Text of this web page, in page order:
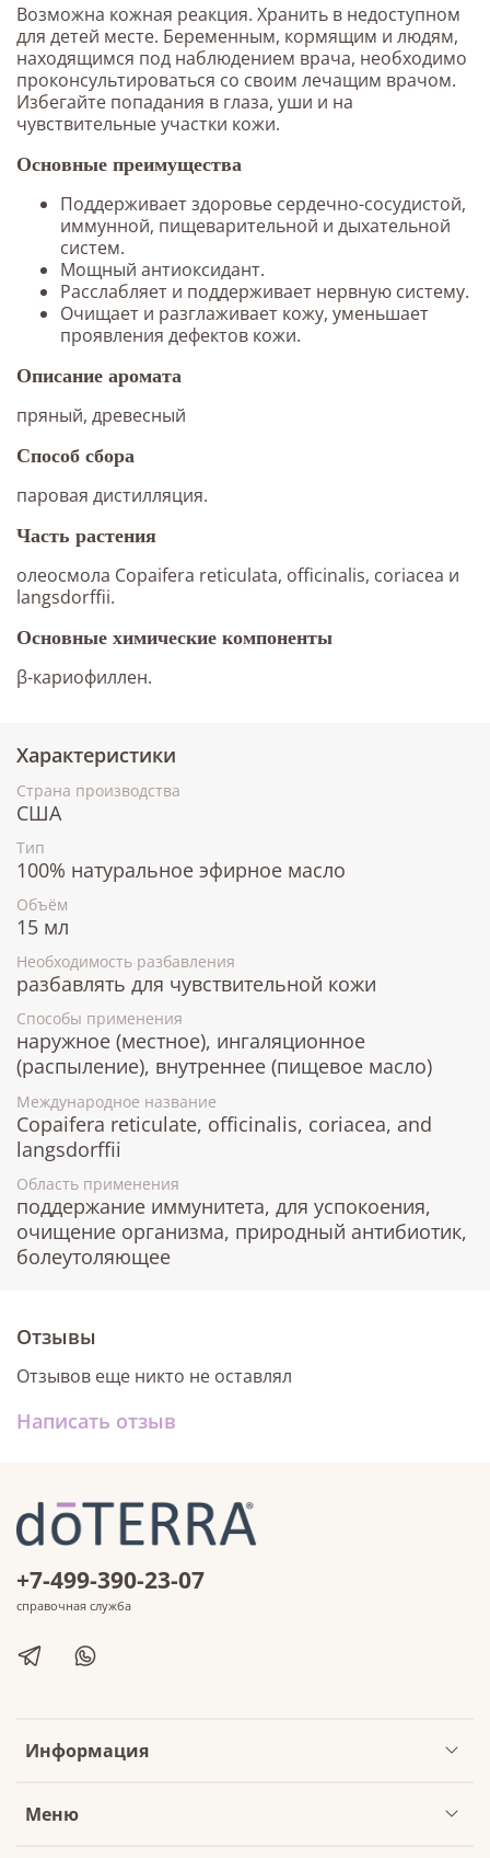
Возможна кожная реакция. Хранить в недоступном
для детей месте. Беременным, кормящим и людям,
находящимся под наблюдением врача, необходимо
проконсультироваться со своим лечащим врачом.
Избегайте попадания в глаза, уши и на
чувствительные участки кожи.
Основные преимущества
Поддерживает здоровье сердечно-сосудистой,
иммунной, пищеварительной и дыхательной
систем.
Мощный антиоксидант.
Расслабляет и поддерживает нервную систему.
Очищает и разглаживает кожу, уменьшает
проявления дефектов кожи.
Описание аромата
пряный, древесный
Способ сбора
паровая дистилляция.
Часть растения
олеосмола Copaifera reticulata, officinalis, coriacea и
langsdorffii.
Основные химические компоненты
β-кариофиллен.
Характеристики
Страна производства
США
Тип
100% натуральное эфирное масло
Объём
15 мл
Необходимость разбавления
разбавлять для чувствительной кожи
Способы применения
наружное (местное), ингаляционное
(распыление), внутреннее (пищевое масло)
Международное название
Copaifera reticulate, officinalis, coriacea, and
langsdorffii
Область применения
поддержание иммунитета, для успокоения,
очищение организма, природный антибиотик,
болеутоляющее
Отзывы
Отзывов еще никто не оставлял
Написать отзыв
Информация
Меню
+7-499-390-23-07
справочная служба